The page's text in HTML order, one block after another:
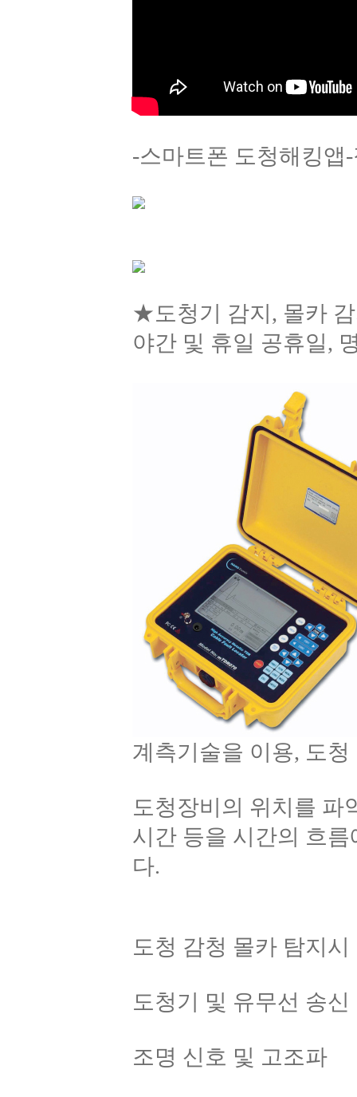
-스마트폰 도청해킹앱
★도청기 감지, 몰카
야간 및 휴일 공휴일,
계측기술을 이용, 도
도청장비의 위치를 파
시간 등을 시간의 흐
다.
도청 감청 몰카 탐지
도청기 및 유무선 송
조명 신호 및 고조파